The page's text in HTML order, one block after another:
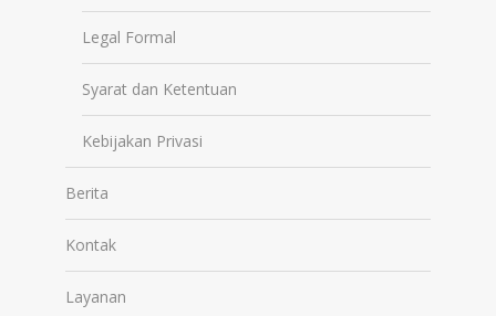
Legal Formal
Syarat dan Ketentuan
Kebijakan Privasi
Berita
Kontak
Layanan